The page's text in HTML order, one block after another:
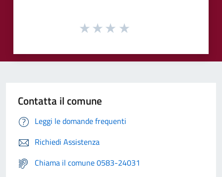
Contatta il comune
Leggi le domande frequenti
Richiedi Assistenza
Chiama il comune 0583-24031